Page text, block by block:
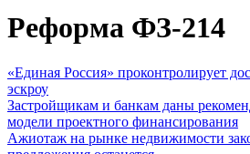
Реформа ФЗ-214
«Единая Россия» проконтролирует
эскроу
Застройщикам и банкам даны
модели проектного финансирования
Ажиотаж на рынке недвижимости